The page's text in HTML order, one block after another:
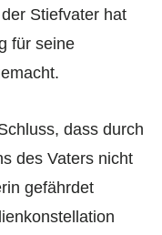
Stiefvater hat
für seine
dass durch
des Vaters nicht
gefährdet